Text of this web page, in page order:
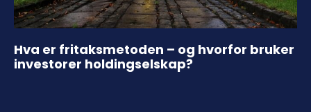
Hva er fritaksmetoden – og hvorfor bruker
investorer holdingselskap?